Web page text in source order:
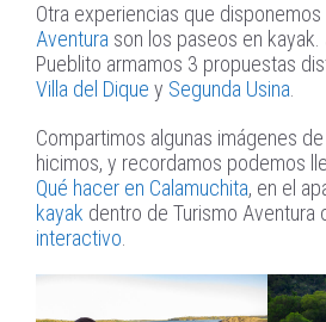
Otra experiencias que disponemos
Aventura son los paseos en kayak.
Pueblito armamos 3 propuestas
Villa del Dique y Segunda Usina
Compartimos algunas imágenes
hicimos, y recordamos podemos
Qué hacer en Calamuchita, en el
kayak dentro de Turismo Aventura
interactivo